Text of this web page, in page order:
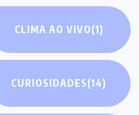
CLIMA AO VIVO(1)
CURIOSIDADES(14)